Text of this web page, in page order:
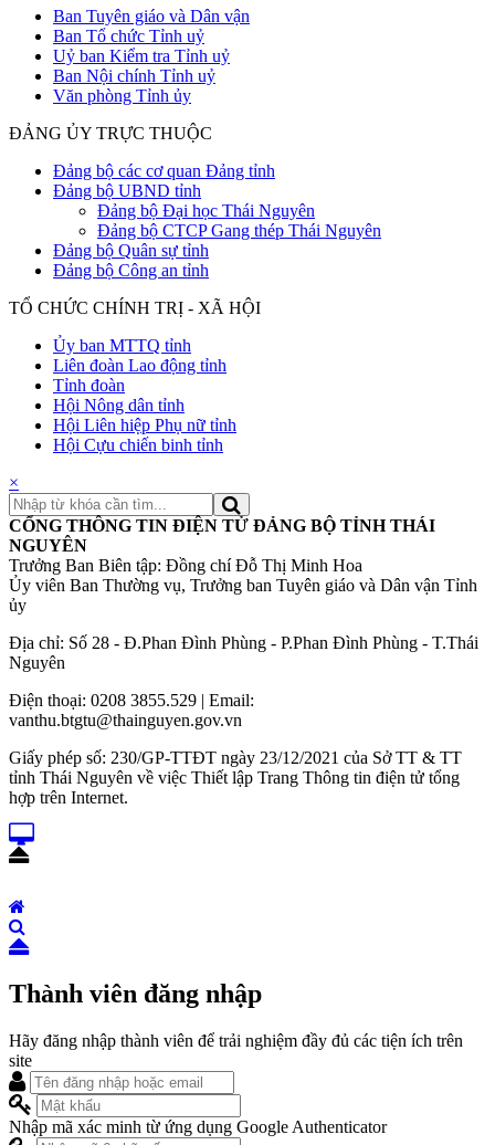
Ban Tuyên giáo và Dân vận
Ban Tổ chức Tỉnh uỷ
Uỷ ban Kiểm tra Tỉnh uỷ
Ban Nội chính Tỉnh uỷ
Văn phòng Tỉnh ủy
ĐẢNG ỦY TRỰC THUỘC
Đảng bộ các cơ quan Đảng tỉnh
Đảng bộ UBND tỉnh
Đảng bộ Đại học Thái Nguyên
Đảng bộ CTCP Gang thép Thái Nguyên
Đảng bộ Quân sự tỉnh
Đảng bộ Công an tỉnh
TỔ CHỨC CHÍNH TRỊ - XÃ HỘI
Ủy ban MTTQ tỉnh
Liên đoàn Lao động tỉnh
Tỉnh đoàn
Hội Nông dân tỉnh
Hội Liên hiệp Phụ nữ tỉnh
Hội Cựu chiến binh tỉnh
×
CỔNG THÔNG TIN ĐIỆN TỬ ĐẢNG BỘ TỈNH THÁI
NGUYÊN
Trưởng Ban Biên tập: Đồng chí Đỗ Thị Minh Hoa
Ủy viên Ban Thường vụ, Trưởng ban Tuyên giáo và Dân vận Tỉnh
ủy
Địa chỉ: Số 28 - Đ.Phan Đình Phùng - P.Phan Đình Phùng - T.Thái
Nguyên
Điện thoại: 0208 3855.529 | Email:
vanthu.btgtu@thainguyen.gov.vn
Giấy phép số: 230/GP-TTĐT ngày 23/12/2021 của Sở TT & TT
tỉnh Thái Nguyên về việc Thiết lập Trang Thông tin điện tử tổng
hợp trên Internet.
Thành viên đăng nhập
Hãy đăng nhập thành viên để trải nghiệm đầy đủ các tiện ích trên
site
Nhập mã xác minh từ ứng dụng Google Authenticator